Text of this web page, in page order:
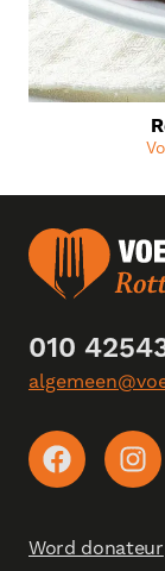
010
Word donateur